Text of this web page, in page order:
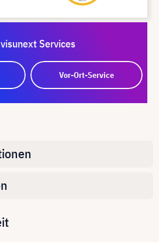
visunext Services
Vor-Ort-Service